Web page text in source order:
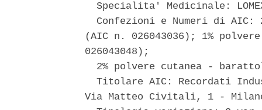
Specialita' Medicinale:
Confezioni e Numeri di AIC:
(AIC n. 026043036); 1%
026043048);
2% polvere cutanea -
Titolare AIC: Recordati
Via Matteo Civitali, 1 -